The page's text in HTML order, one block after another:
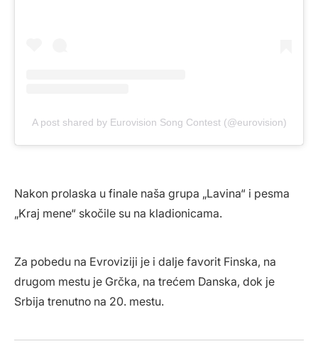
A post shared by Eurovision Song Contest (@eurovision)
Nakon prolaska u finale naša grupa „Lavina“ i pesma
„Kraj mene“ skočile su na kladionicama.
Za pobedu na Evroviziji je i dalje favorit Finska, na
drugom mestu je Grčka, na trećem Danska, dok je
Srbija trenutno na 20. mestu.